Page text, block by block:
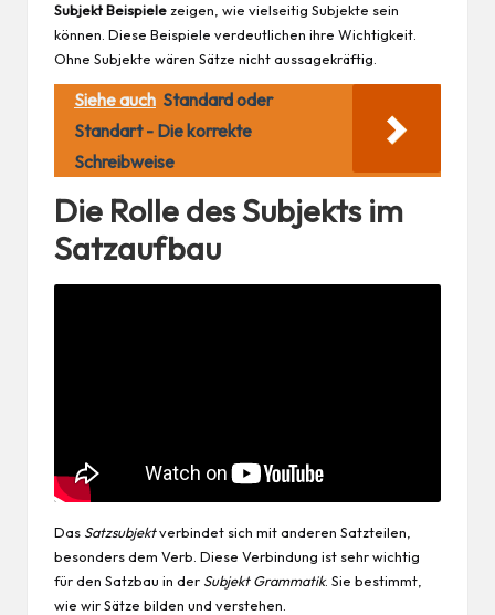
Subjekt Beispiele zeigen, wie vielseitig Subjekte sein
können. Diese Beispiele verdeutlichen ihre Wichtigkeit.
Ohne Subjekte wären Sätze nicht aussagekräftig.
Siehe auch Standard oder
Standart - Die korrekte
Schreibweise
Die Rolle des Subjekts im
Satzaufbau
Das Satzsubjektverbindet sich mit anderen Satzteilen,
besonders dem Verb. Diese Verbindung ist sehr wichtig
für den Satzbau in der Subjekt Grammatik. Sie bestimmt,
wie wir Sätze bilden und verstehen.